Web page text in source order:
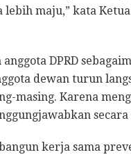
maju,” kata
DPRD
dewan turun
masing. Karena
kerja sama